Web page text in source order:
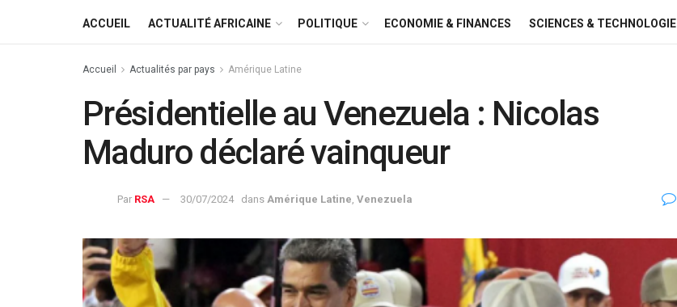
ACCUEIL ACTUALITÉ AFRICAINE POLITIQUE ECONOMIE & FINANCES SCIENCES & TECHNOLOGIE
Accueil Actualités par pays Amérique Latine
Présidentielle au Venezuela : Nicolas
Maduro déclaré vainqueur
Par RSA 30/07/2024 dans Amérique Latine Venezuela